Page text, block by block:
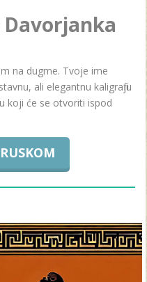
Davorjanka
na dugme. Tvoje ime
ali elegantnu kaligrafiju
koji će se otvoriti ispod